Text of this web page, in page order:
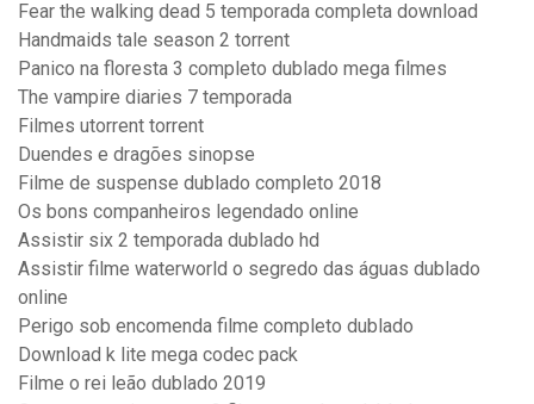
Fear the walking dead 5 temporada completa download
Handmaids tale season 2 torrent
Panico na floresta 3 completo dublado mega filmes
The vampire diaries 7 temporada
Filmes utorrent torrent
Duendes e dragões sinopse
Filme de suspense dublado completo 2018
Os bons companheiros legendado online
Assistir six 2 temporada dublado hd
Assistir filme waterworld o segredo das águas dublado
online
Perigo sob encomenda filme completo dublado
Download k lite mega codec pack
Filme o rei leão dublado 2019